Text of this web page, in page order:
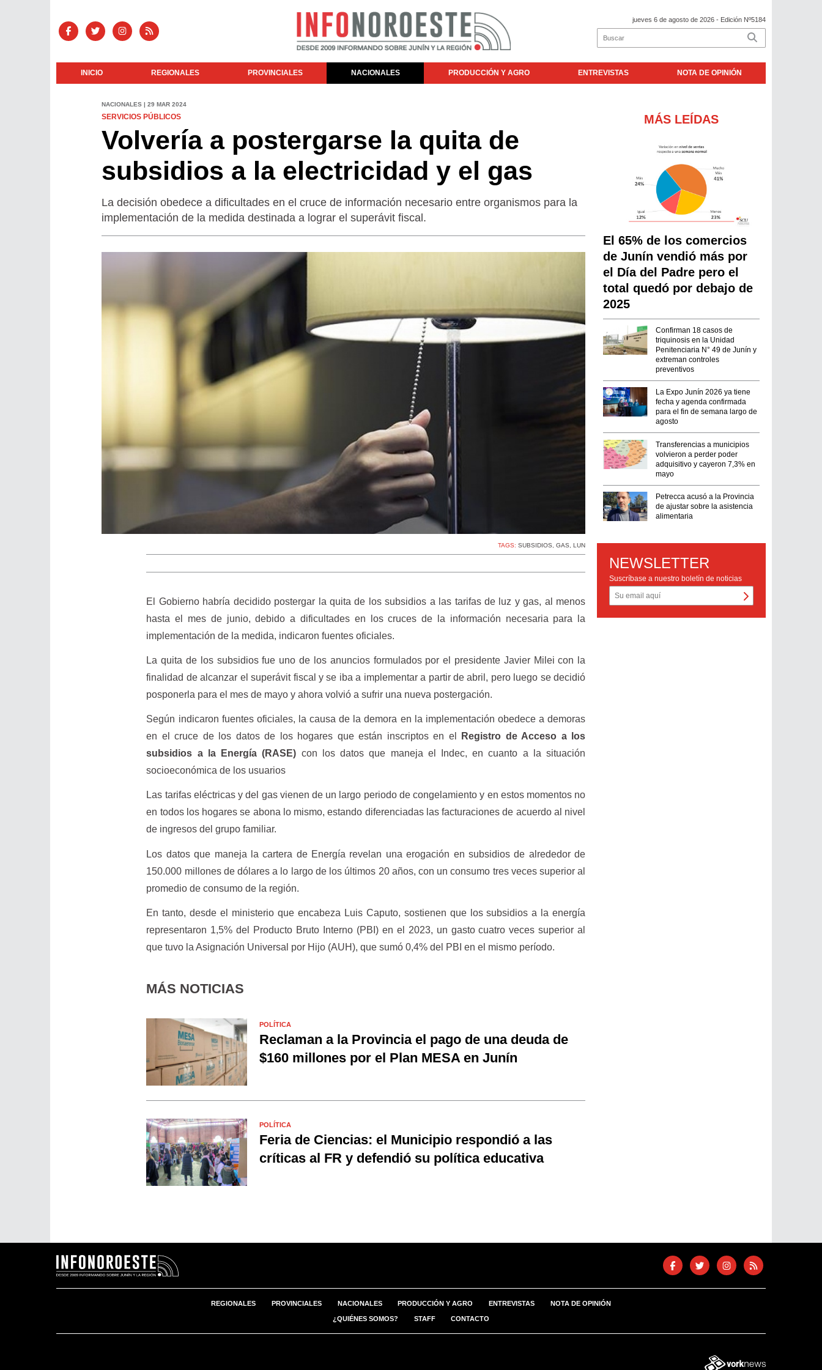
jueves 6 de agosto de 2026 - Edición Nº5184
INICIO REGIONALES PROVINCIALES NACIONALES PRODUCCIÓN Y AGRO ENTREVISTAS NOTA DE OPINIÓN
NACIONALES | 29 MAR 2024
SERVICIOS PÚBLICOS
Volvería a postergarse la quita de
subsidios a la electricidad y el gas
La decisión obedece a dificultades en el cruce de información necesario entre organismos para la
implementación de la medida destinada a lograr el superávit fiscal.
TAGS:SUBSIDIOS ,GAS ,LUN
El Gobierno habría decidido postergar la quita de los subsidios a las tarifas de luz y gas, al menos
hasta el mes de junio, debido a dificultades en los cruces de la información necesaria para la
implementación de la medida, indicaron fuentes oficiales.
La quita de los subsidios fue uno de los anuncios formulados por el presidente Javier Milei con la
finalidad de alcanzar el superávit fiscal y se iba a implementar a partir de abril, pero luego se decidió
posponerla para el mes de mayo y ahora volvió a sufrir una nueva postergación.
Según indicaron fuentes oficiales, la causa de la demora en la implementación obedece a demoras
en el cruce de los datos de los hogares que están inscriptos en el
Registro de Acceso a los
subsidios a la Energía (RASE) con los datos que maneja el Indec, en cuanto a la situación
socioeconómica de los usuarios
Las tarifas eléctricas y del gas vienen de un largo periodo de congelamiento y en estos momentos no
en todos los hogares se abona lo mismo, estando diferenciadas las facturaciones de acuerdo al nivel
de ingresos del grupo familiar.
Los datos que maneja la cartera de Energía revelan una erogación en subsidios de alrededor de
150.000 millones de dólares a lo largo de los últimos 20 años, con un consumo tres veces superior al
promedio de consumo de la región.
En tanto, desde el ministerio que encabeza Luis Caputo, sostienen que los subsidios a la energía
representaron 1,5% del Producto Bruto Interno (PBI) en el 2023, un gasto cuatro veces superior al
que tuvo la Asignación Universal por Hijo (AUH), que sumó 0,4% del PBI en el mismo período.
MÁS NOTICIAS
POLÍTICA
Reclaman a la Provincia el pago de una deuda de
$160 millones por el Plan MESA en Junín
POLÍTICA
Feria de Ciencias: el Municipio respondió a las
críticas al FR y defendió su política educativa
MÁS LEÍDAS
El 65% de los comercios
de Junín vendió más por
el Día del Padre pero el
total quedó por debajo de
2025
Confirman 18 casos de
triquinosis en la Unidad
Penitenciaria N° 49 de Junín y
extreman controles
preventivos
La Expo Junín 2026 ya tiene
fecha y agenda confirmada
para el fin de semana largo de
agosto
Transferencias a municipios
volvieron a perder poder
adquisitivo y cayeron 7,3% en
mayo
Petrecca acusó a la Provincia
de ajustar sobre la asistencia
alimentaria
NEWSLETTER
Suscríbase a nuestro boletín de noticias
REGIONALES PROVINCIALES NACIONALES PRODUCCIÓN Y AGRO ENTREVISTAS NOTA DE OPINIÓN
¿QUIÉNES SOMOS? STAFF CONTACTO